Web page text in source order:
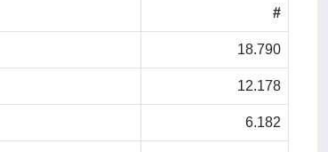
#
18.790
12.178
6.182